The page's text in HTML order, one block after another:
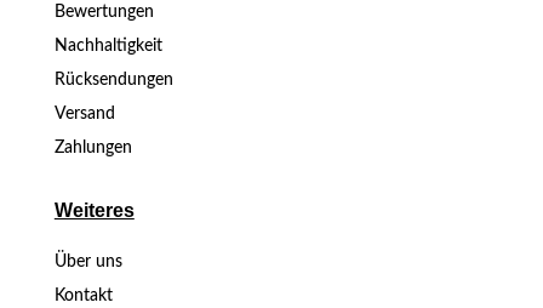
Bewertungen
Nachhaltigkeit
Rücksendungen
Versand
Zahlungen
Weiteres
Über uns
Kontakt